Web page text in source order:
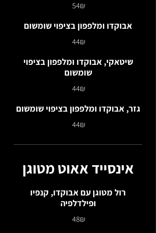
‏54 ‏₪
אבוקדו ומלפפון בציפוי שומשום
‏44 ‏₪
שיטאקי, אבוקדו ומלפפון בציפוי
שומשום
‏44 ‏₪
גזר, אבוקדו ומלפפון בציפוי שומשום
‏44 ‏₪
אינסייד אאוט מטוגן
רול מטוגן עם אבוקדו, קנפיו
ופילדלפיה
‏48 ‏₪